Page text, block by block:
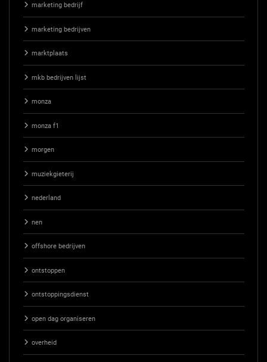
marketing bedrijf
marketing bedrijven
marktplaats
mkb bedrijven lijst
monza
monza f1
morgen
muziekgieterij
nederland
nen
offshore bedrijven
ontstoppen
ontstoppingsdienst
open dag organiseren
overheid